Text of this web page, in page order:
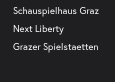
Schauspielhaus Graz
Next Liberty
Grazer Spielstaetten